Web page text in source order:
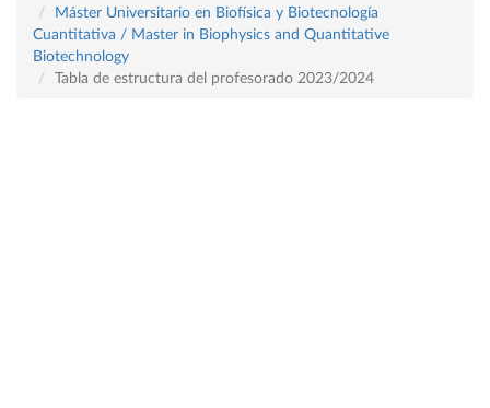
Máster Universitario en Biofísica y Biotecnología
Cuantitativa / Master in Biophysics and Quantitative
Biotechnology
Tabla de estructura del profesorado 2023/2024